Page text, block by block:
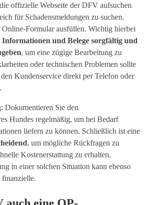
offizielle Webseite der DFV aufsuchen
für Schadensmeldungen zu suchen.
Formular ausfüllen. Wichtig hierbei
und Belege sorgfältig und
, um eine zügige Bearbeitung zu
oder technischen Problemen sollte
Kundenservice direkt per Telefon oder
Dokumentieren Sie den
Hundes regelmäßig, um bei Bedarf
liefern zu können. Schließlich ist eine
, um mögliche Rückfragen zu
Kostenerstattung zu erhalten.
in einer solchen Situation kann ebenso
finanzielle.